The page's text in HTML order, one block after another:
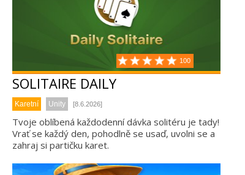
100
SOLITAIRE DAILY
Karetní Unity [8.6.2026]
Tvoje oblíbená každodenní dávka solitéru je tady!
Vrať se každý den, pohodlně se usaď, uvolni se a
zahraj si partičku karet.